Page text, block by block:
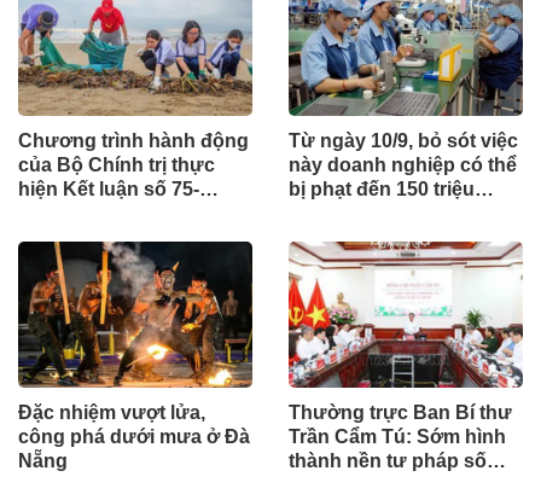
Chương trình hành động
của Bộ Chính trị thực
hiện Kết luận số 75-
Từ ngày 10/9, bỏ sót việc
này doanh nghiệp có thể
bị phạt đến 150 triệu
Đặc nhiệm vượt lửa,
công phá dưới mưa ở Đà
Nẵng
Thường trực Ban Bí thư
Trần Cẩm Tú: Sớm hình
thành nền tư pháp số